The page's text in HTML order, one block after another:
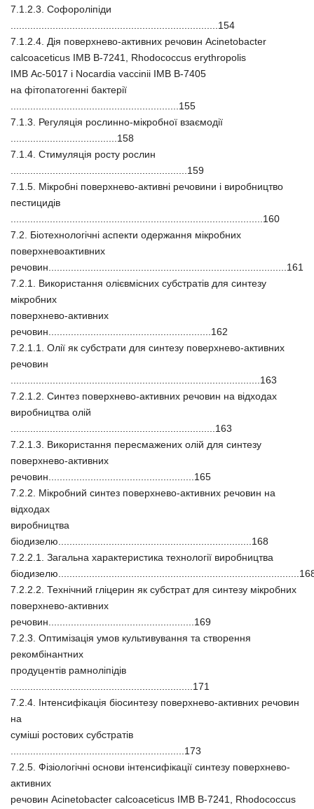
7.1.2.3. Софороліпіди
..........................................................................154
7.1.2.4. Дія поверхнево-активних речовин Acinetobacter
calcoaceticus ІМВ В-7241, Rhodococcus erythropolis
ІМВ Aс-5017 і Nocardia vaccinii ІМВ В-7405
на фітопатогенні бактерії
............................................................155
7.1.3. Регуляція рослинно-мікробної взаємодії
......................................158
7.1.4. Стимуляція росту рослин
...............................................................159
7.1.5. Мікробні поверхнево-активні речовини і виробництво
пестицидів
..........................................................................................160
7.2. Біотехнологічні аспекти одержання мікробних
поверхневоактивних
речовин.....................................................................................161
7.2.1. Використання олієвмісних субстратів для синтезу
мікробних
поверхнево-активних
речовин..........................................................162
7.2.1.1. Олії як субстрати для синтезу поверхнево-активних
речовин
.........................................................................................163
7.2.1.2. Синтез поверхнево-активних речовин на відходах
виробництва олій
.........................................................................163
7.2.1.3. Використання пересмажених олій для синтезу
поверхнево-активних
речовин....................................................165
7.2.2. Мікробний синтез поверхнево-активних речовин на
відходах
виробництва
біодизелю.....................................................................168
7.2.2.1. Загальна характеристика технології виробництва
7.2.2.2. Технічний гліцерин як субстрат для синтезу мікробних
поверхнево-активних
речовин....................................................169
7.2.3. Оптимізація умов культивування та створення
рекомбінантних
продуцентів рамноліпідів
.................................................................171
7.2.4. Інтенсифікація біосинтезу поверхнево-активних речовин
на
суміші ростових субстратів
..............................................................173
7.2.5. Фізіологічні основи інтенсифікації синтезу поверхнево-
активних
речовин Acinetobacter calcoaceticus ІМВ В-7241, Rhodococcus